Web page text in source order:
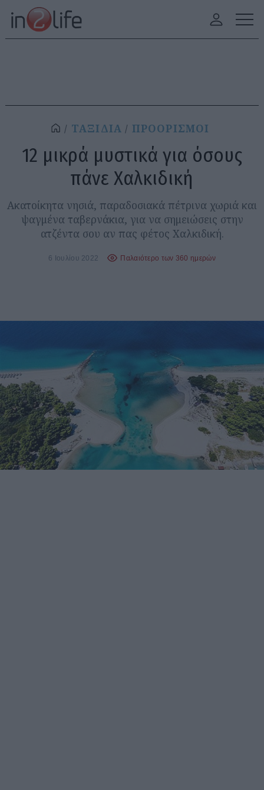
ΤΑΞΙΔΙΑ ΠΡΟΟΡΙΣΜΟΙ
12 μικρά μυστικά για όσους
πάνε Χαλκιδική
Ακατοίκητα νησιά, παραδοσιακά πέτρινα χωριά και
ψαγμένα ταβερνάκια, για να σημειώσεις στην
ατζέντα σου αν πας φέτος Χαλκιδική.
6 Ιουλίου 2022 Παλαιότερο των 360 ημερών